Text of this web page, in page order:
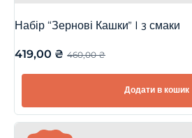
Набір “Зернові Кашки” | 3 смаки
460,00₴
419,00 ₴
Додати в кошик